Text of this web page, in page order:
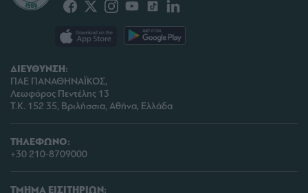
ΔΙΕΥΘΥΝΣΗ:
ΠΑΕ ΠΑΝΑΘΗΝΑΪΚΟΣ,
Λεωφόρος Πεντέλης 13
Τ.Κ. 152 35, Βριλήσσια, Αθήνα, Ελλάδα
ΤΗΛΕΦΩΝΟ:
+30 210-8709000
ΤΜΗΜΑ ΕΙΣΙΤΗΡΙΩΝ: